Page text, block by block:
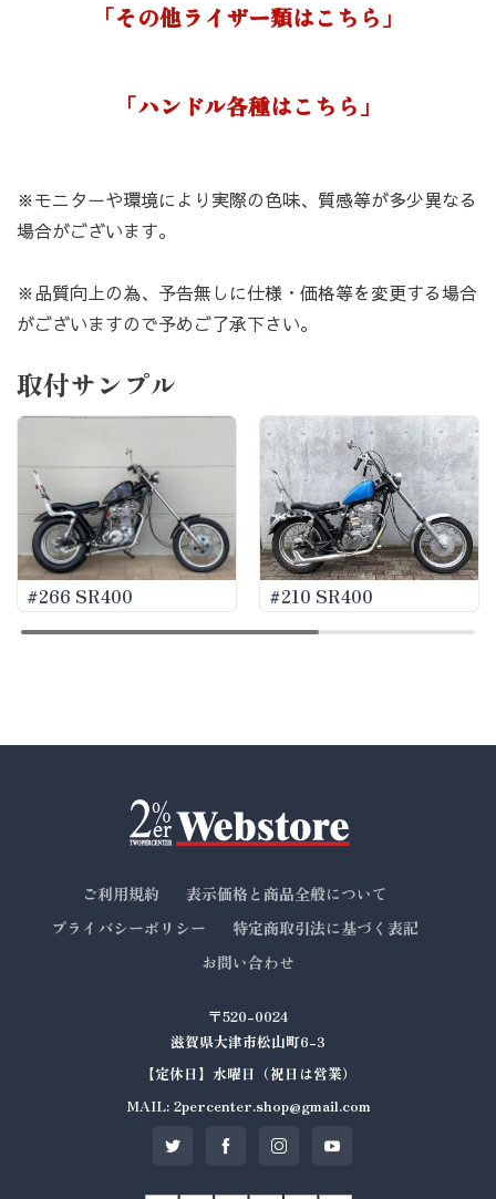
「その他ライザー類はこちら」
「ハンドル各種はこちら」
※モニターや環境により実際の色味、質感等が多少異なる
場合がございます。
※品質向上の為、予告無しに仕様・価格等を変更する場合
がございますので予めご了承下さい。
取付サンプル
#266 SR400 #210 SR400
ご利用規約
表示価格と商品全般について
プライバシーポリシー
特定商取引法に基づく表記
お問い合わせ
〒520-0024
滋賀県大津市松山町6-3
【定休日】水曜日（祝日は営業）
MAIL: 2percenter.shop@gmail.com